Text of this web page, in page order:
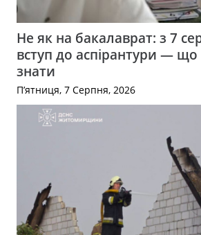
Не як на бакалаврат: з 7
вступ до аспірантури —
знати
П’ятниця, 7 Серпня, 2026